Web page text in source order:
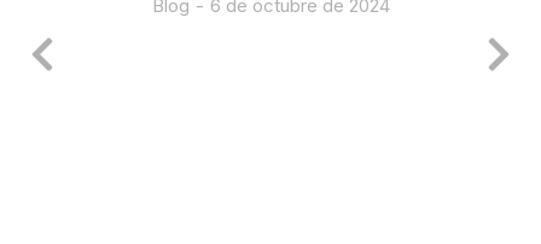
Blog 6 de octubre de 2024